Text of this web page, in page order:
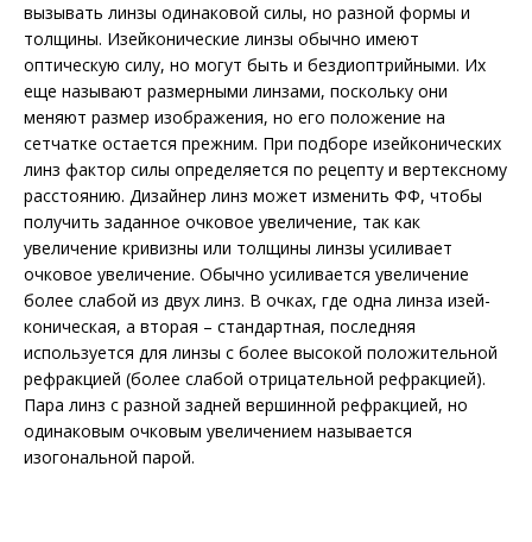
вызывать линзы одинаковой силы, но разной формы и
толщины. Изейконические линзы обычно имеют
оптическую силу, но могут быть и бездиоптрийными. Их
еще называют размерными линзами, поскольку они
меняют размер изображения, но его положение на
сетчатке остается прежним. При подборе изейконических
линз фактор силы определяется по рецепту и вертексному
расстоянию. Дизайнер линз может изменить ФФ, чтобы
получить заданное очковое увеличение, так как
увеличение кривизны или толщины линзы усиливает
очковое увеличение. Обычно усиливается увеличение
более слабой из двух линз. В очках, где одна линза изей­
коническая, а вторая – стандартная, последняя
используется для линзы с более высокой положительной
ре­фракцией (более слабой отрицательной ре­фракцией).
Пара линз с разной задней вершинной рефракцией, но
одинаковым очковым увеличением называется
изогональной парой.